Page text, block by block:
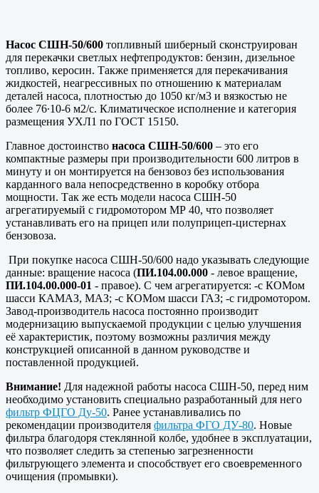
Насос СШН-50/600 топливный шиберный сконструирован
для перекачки светлых нефтепродуктов: бензин, дизельное
топливо, керосин. Также применяется для перекачивания
жидкостей, неагрессивных по отношению к материалам
деталей насоса, плотностью до 1050 кг/м3 и вязкостью не
более 76∙10-6 м2/с. Климатическое исполнение и категория
размещения УХЛ1 по ГОСТ 15150.
Главное достоинство насоса СШН-50/600 – это его
компактные размеры при производительности 600 литров в
минуту и он монтируется на бензовоз без использования
карданного вала непосредственно в коробку отбора
мощности. Так же есть модели насоса СШН-50
агрегатируемый с гидромотором МР 40, что позволяет
устанавливать его на прицеп или полуприцеп-цистернах
бензовоза.
При покупке насоса СШН-50/600 надо указывать следующие
данные: вращение насоса (ПИ.104.00.000 - левое вращение,
ПИ.104.00.000-01 - правое). С чем агрегатируется: -с КОМом
шасси КАМАЗ, МАЗ; -с КОМом шасси ГАЗ; -с гидромотором.
Завод-производитель насоса постоянно производит
модернизацию выпускаемой продукции с целью улучшения
её характеристик, поэтому возможны различия между
конструкцией описанной в данном руководстве и
поставленной продукцией.
Внимание! Для надежной работы насоса СШН-50, перед ним
необходимо установить специально разработанный для него
фильтр ФЦГО Ду-50. Ранее устанавливались по
рекомендации производителя фильтра ФГО ДУ-80. Новые
фильтра благодоря стеклянной колбе, удобнее в эксплуатации,
что позволяет следить за степенью загрезненности
фильтрующего элемента и способствует его своевременного
очищения (промывки).